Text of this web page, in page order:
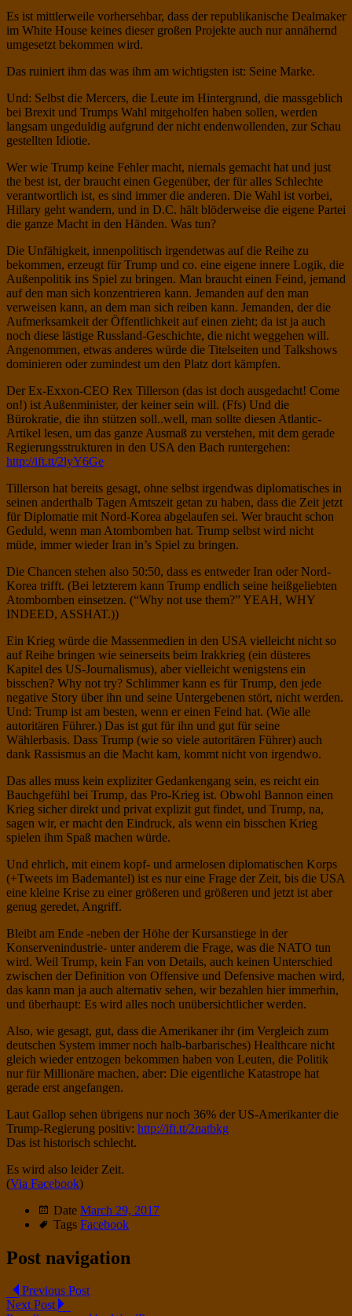
Es ist mittlerweile vorhersehbar, dass der republikanische Dealmaker
im White House keines dieser großen Projekte auch nur annähernd
umgesetzt bekommen wird.
Das ruiniert ihm das was ihm am wichtigsten ist: Seine Marke.
Und: Selbst die Mercers, die Leute im Hintergrund, die massgeblich
bei Brexit und Trumps Wahl mitgeholfen haben sollen, werden
langsam ungeduldig aufgrund der nicht endenwollenden, zur Schau
gestellten Idiotie.
Wer wie Trump keine Fehler macht, niemals gemacht hat und just
the best ist, der braucht einen Gegenüber, der für alles Schlechte
verantwortlich ist, es sind immer die anderen. Die Wahl ist vorbei,
Hillary geht wandern, und in D.C. hält blöderweise die eigene Partei
die ganze Macht in den Händen. Was tun?
Die Unfähigkeit, innenpolitisch irgendetwas auf die Reihe zu
bekommen, erzeugt für Trump und co. eine eigene innere Logik, die
Außenpolitik ins Spiel zu bringen. Man braucht einen Feind, jemand
auf den man sich konzentrieren kann. Jemanden auf den man
verweisen kann, an dem man sich reiben kann. Jemanden, der die
Aufmerksamkeit der Öffentlichkeit auf einen zieht; da ist ja auch
noch diese lästige Russland-Geschichte, die nicht weggehen will.
Angenommen, etwas anderes würde die Titelseiten und Talkshows
dominieren oder zumindest um den Platz dort kämpfen.
Der Ex-Exxon-CEO Rex Tillerson (das ist doch ausgedacht! Come
on!) ist Außenminister, der keiner sein will. (Ffs) Und die
Bürokratie, die ihn stützen soll..well, man sollte diesen Atlantic-
Artikel lesen, um das ganze Ausmaß zu verstehen, mit dem gerade
Regierungsstrukturen in den USA den Bach runtergehen:
http://ift.tt/2lyY6Ge
Tillerson hat bereits gesagt, ohne selbst irgendwas diplomatisches in
seinen anderthalb Tagen Amtszeit getan zu haben, dass die Zeit jetzt
für Diplomatie mit Nord-Korea abgelaufen sei. Wer braucht schon
Geduld, wenn man Atombomben hat. Trump selbst wird nicht
müde, immer wieder Iran in’s Spiel zu bringen.
Die Chancen stehen also 50:50, dass es entweder Iran oder Nord-
Korea trifft. (Bei letzterem kann Trump endlich seine heißgeliebten
Atombomben einsetzen. (“Why not use them?” YEAH, WHY
INDEED, ASSHAT.))
Ein Krieg würde die Massenmedien in den USA vielleicht nicht so
auf Reihe bringen wie seinerseits beim Irakkrieg (ein düsteres
Kapitel des US-Journalismus), aber vielleicht wenigstens ein
bisschen? Why not try? Schlimmer kann es für Trump, den jede
negative Story über ihn und seine Untergebenen stört, nicht werden.
Und: Trump ist am besten, wenn er einen Feind hat. (Wie alle
autoritären Führer.) Das ist gut für ihn und gut für seine
Wählerbasis. Dass Trump (wie so viele autoritären Führer) auch
dank Rassismus an die Macht kam, kommt nicht von irgendwo.
Das alles muss kein expliziter Gedankengang sein, es reicht ein
Bauchgefühl bei Trump, das Pro-Krieg ist. Obwohl Bannon einen
Krieg sicher direkt und privat explizit gut findet, und Trump, na,
sagen wir, er macht den Eindruck, als wenn ein bisschen Krieg
spielen ihm Spaß machen würde.
Und ehrlich, mit einem kopf- und armelosen diplomatischen Korps
(+Tweets im Bademantel) ist es nur eine Frage der Zeit, bis die USA
eine kleine Krise zu einer größeren und größeren und jetzt ist aber
genug geredet, Angriff.
Bleibt am Ende -neben der Höhe der Kursanstiege in der
Konservenindustrie- unter anderem die Frage, was die NATO tun
wird. Weil Trump, kein Fan von Details, auch keinen Unterschied
zwischen der Definition von Offensive und Defensive machen wird,
das kann man ja auch alternativ sehen, wir bezahlen hier immerhin,
und überhaupt: Es wird alles noch unübersichtlicher werden.
Also, wie gesagt, gut, dass die Amerikaner ihr (im Vergleich zum
deutschen System immer noch halb-barbarisches) Healthcare nicht
gleich wieder entzogen bekommen haben von Leuten, die Politik
nur für Millionäre machen, aber: Die eigentliche Katastrope hat
gerade erst angefangen.
Laut Gallop sehen übrigens nur noch 36% der US-Amerikanter die
Trump-Regierung positiv: http://ift.tt/2natbkg
Das ist historisch schlecht.
Es wird also leider Zeit.
(Via Facebook)
Date March 29, 2017
Tags Facebook
Post navigation
Previous Post
Next Post